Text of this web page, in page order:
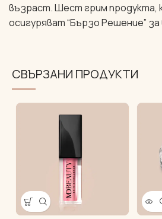
възраст. Шест грим продукта,
осигуряват “Бързо Решение” за
СВЪРЗАНИ ПРОДУКТИ